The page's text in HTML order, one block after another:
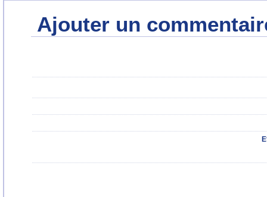
Ajouter un